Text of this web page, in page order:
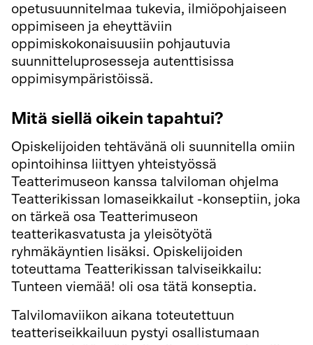
opetusuunnitelmaa tukevia, ilmiöpohjaiseen
oppimiseen ja eheyttäviin
oppimiskokonaisuusiin pohjautuvia
suunnitteluprosesseja autenttisissa
oppimisympäristöissä.
Mitä siellä oikein tapahtui?
Opiskelijoiden tehtävänä oli suunnitella omiin
opintoihinsa liittyen yhteistyössä
Teatterimuseon kanssa talviloman ohjelma
Teatterikissan lomaseikkailut -konseptiin, joka
on tärkeä osa Teatterimuseon
teatterikasvatusta ja yleisötyötä
ryhmäkäyntien lisäksi. Opiskelijoiden
toteuttama Teatterikissan talviseikkailu:
Tunteen viemää! oli osa tätä konseptia.
Talvilomaviikon aikana toteutettuun
teatteriseikkailuun pystyi osallistumaan